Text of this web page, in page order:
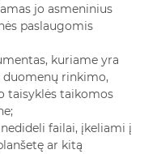
jo asmeninius
paslaugomis
kuriame yra
rinkimo,
taisyklės taikomos
failai, įkeliami į
ar kitą